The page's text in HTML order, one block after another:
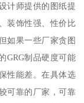
计师提供的图纸提
装饰性强、性价比
如果一些厂家贪图
GRG制品硬度可能
性能差。在具体选
可靠的厂家，可靠